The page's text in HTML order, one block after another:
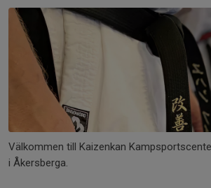
Välkommen till Kaizenkan
i Åkersberga.